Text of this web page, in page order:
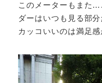
このメーターもまた
ダーはいつも見る部
カッコいいのは満足感